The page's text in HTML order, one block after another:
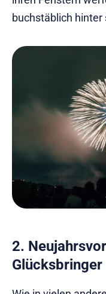
buchstäblich hinter
2.
Glücksbringer